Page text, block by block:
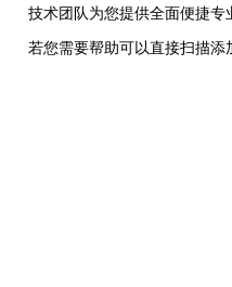
技术团队为您提供全面便捷
若您需要帮助可以直接扫描